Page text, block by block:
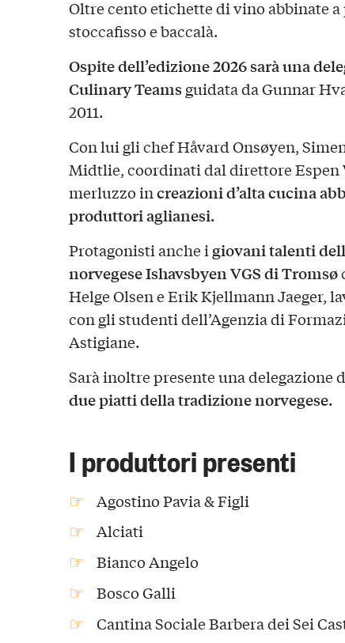
Oltre cento etichette di vino abbinate
stoccafisso e baccalà.
Ospite dell’edizione 2026 sarà una
Culinary Teamsguidata da Gunnar
2011.
Con lui gli chef Håvard Onsøyen,
Midtlie, coordinati dal direttore Espen
merluzzo increazioni d’alta cucina
produttori aglianesi.
Protagonisti anche i giovani talenti
norvegese Ishavsbyen VGS di Tromsø
Helge Olsen e Erik Kjellmann Jaeger,
con gli studenti dell’Agenzia di
Astigiane.
Sarà inoltre presente una delegazione
due piatti della tradizione norvegese.
I produttori presenti
Agostino Pavia & Figli
Alciati
Bianco Angelo
Bosco Galli
Cantina Sociale Barbera dei Sei